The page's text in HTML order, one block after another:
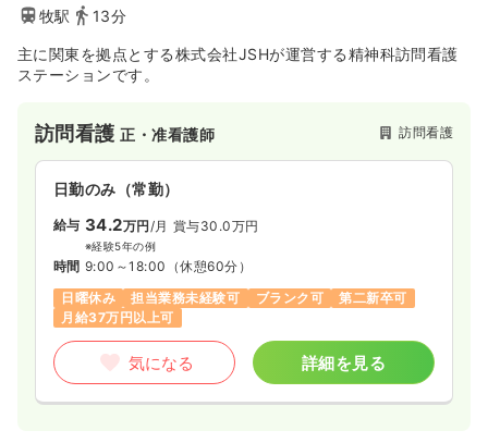
牧駅
13分
主に関東を拠点とする株式会社JSHが運営する精神科訪問看護
ステーションです。
訪問看護正・准看護師 訪問看護
日勤のみ（常勤）
給与 34.2万円 /月 賞与30.0万円
※経験5年の例
時間 9:00～18:00 （休憩60分）
日曜休み
担当業務未経験可 ブランク可
第二新卒可
月給37万円以上可
気になる 詳細を見る